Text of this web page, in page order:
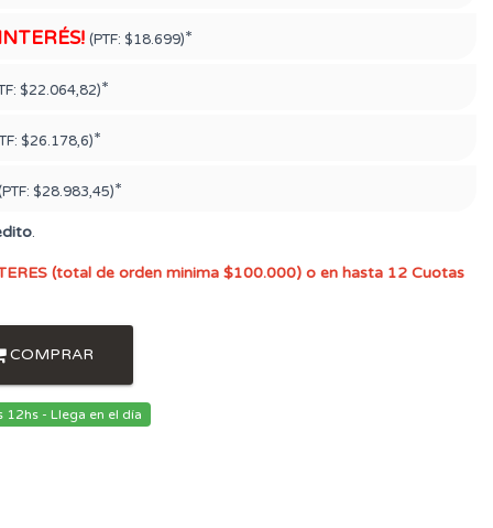
(PTF: $18.699)*
$22.064,82)*
$26.178,6)*
$28.983,45)*
.
(total de orden minima $100.000) o en hasta 12 Cuotas
COMPRAR
12hs - Llega en el día